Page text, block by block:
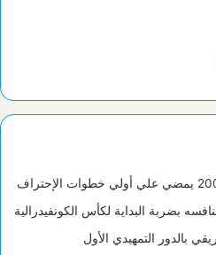
بضربة البداية لكأس الكونفيدرالية
بالدور التمهيدي الأول